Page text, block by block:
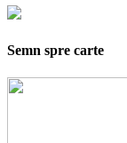
Semn spre carte